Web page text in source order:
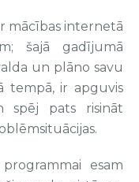
mācības internetā
šajā gadījumā
un plāno savu
tempā, ir apguvis
spēj pats risināt
esam